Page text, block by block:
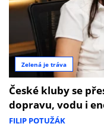
Zelená je tráva
České kluby se
dopravu, vodu i
FILIP POTUŽÁK